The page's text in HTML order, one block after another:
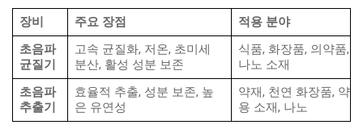
장비 주요 장점
적용 분야
초음파
균질기
고속 균질화, 저온, 초미세
분산, 활성 성분 보존
식품, 화장품, 의약품,
나노 소재
초음파
추출기
효율적 추출, 성분 보존, 높
은 유연성
약재, 천연 화장품, 약
용 소재, 나노